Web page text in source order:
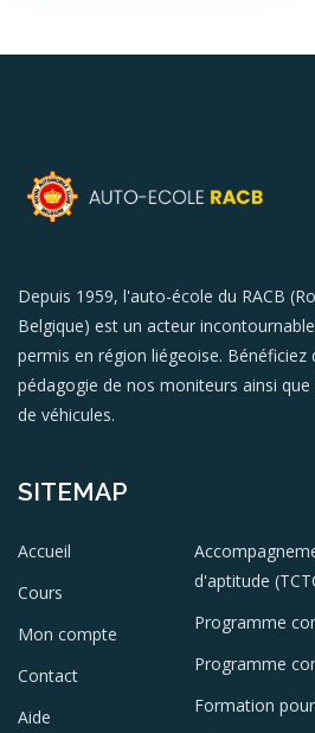
Depuis 1959, l'auto-école du RACB
Belgique) est un acteur
permis en région liégeoise. Bénéficiez
pédagogie de nos moniteurs ainsi
de véhicules.
SITEMAP
Accueil
Cours
Mon compte
Contact
Aide
d'aptitude
Programme
Programme
Formation